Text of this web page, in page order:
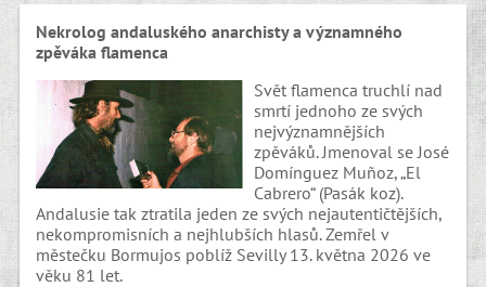
Nekrolog andaluského anarchisty a významného
zpěváka flamenca
Svět flamenca truchlí nad
smrtí jednoho ze svých
nejvýznamnějších
zpěváků. Jmenoval se José
Domínguez Muñoz, „El
Cabrero“ (Pasák koz).
Andalusie tak ztratila jeden ze svých nejautentičtějších,
nekompromisních a nejhlubších hlasů. Zemřel v
městečku Bormujos poblíž Sevilly 13. května 2026 ve
věku 81 let.